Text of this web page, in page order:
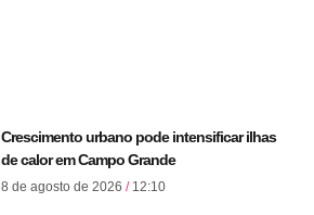
Crescimento urbano pode intensificar ilhas
de calor em Campo Grande
8 de agosto de 2026 12:10